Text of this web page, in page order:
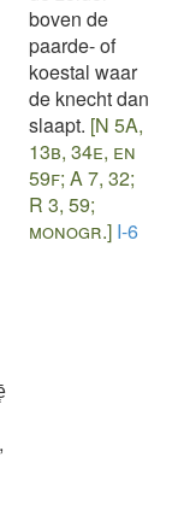
,
boven de
paarde- of
koestal waar
de knecht dan
slaapt. [N 5A,
13b, 34e, en
59f; A 7, 32;
R 3, 59;
monogr.] I-6